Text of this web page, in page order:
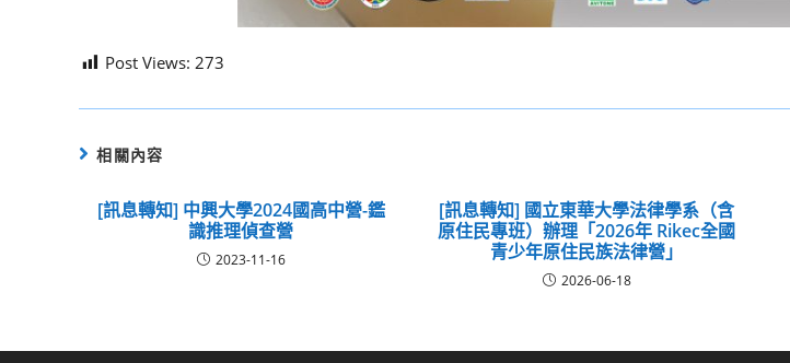
Post Views: 273
相關內容
[訊息轉知] 中興大學2024國高中營-鑑
識推理偵查營
2023-11-16
[訊息轉知] 國立東華大學法律學系（含
原住民專班）辦理「2026年 Rikec全國
青少年原住民族法律營」
2026-06-18